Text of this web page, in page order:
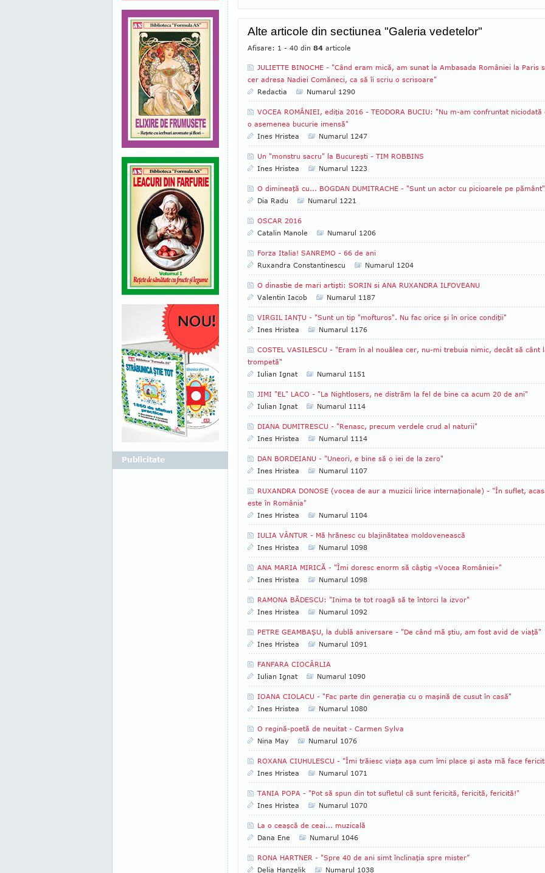
Alte articole din sectiunea "Galeria vedetelor"
Afisare: 1 - 40 din 84 articole
JULIETTE BINOCHE - "Când eram mică, am sunat la Ambasada României la Paris
cer adresa Nadiei Comăneci, ca să îi scriu o scrisoare"
Redactia
Numarul 1290
VOCEA ROMÂNIEI, ediţia 2016 - TEODORA BUCIU: "Nu m-am confruntat niciodată
o asemenea bucurie imensă"
Ines Hristea
Numarul 1247
Un "monstru sacru" la Bucureşti - TIM ROBBINS
Ines Hristea
Numarul 1223
O dimineaţă cu... BOGDAN DUMITRACHE - "Sunt un actor cu picioarele pe pământ"
Dia Radu
Numarul 1221
OSCAR 2016
Catalin Manole
Numarul 1206
Forza Italia! SANREMO - 66 de ani
Ruxandra Constantinescu
Numarul 1204
O dinastie de mari artişti: SORIN si ANA RUXANDRA ILFOVEANU
Valentin Iacob
Numarul 1187
VIRGIL IANŢU - "Sunt un tip "mofturos". Nu fac orice şi în orice condiţii"
Ines Hristea
Numarul 1176
COSTEL VASILESCU - "Eram în al nouălea cer, nu-mi trebuia nimic, decât să cânt
trompetă"
Iulian Ignat
Numarul 1151
JIMI "EL" LACO - "La Nightlosers, ne distrăm la fel de bine ca acum 20 de ani"
Iulian Ignat
Numarul 1114
DIANA DUMITRESCU - "Renasc, precum verdele crud al naturii"
Ines Hristea
Numarul 1114
DAN BORDEIANU - "Uneori, e bine să o iei de la zero"
Ines Hristea
Numarul 1107
RUXANDRA DONOSE (vocea de aur a muzicii lirice internaţionale) - "În suflet,
este în România"
Ines Hristea
Numarul 1104
IULIA VÂNTUR - Mă hrănesc cu blajinătatea moldovenească
Ines Hristea
Numarul 1098
ANA MARIA MIRICĂ - "Îmi doresc enorm să câştig «Vocea României»"
Ines Hristea
Numarul 1098
RAMONA BĂDESCU: "Inima te tot roagă să te întorci la izvor"
Ines Hristea
Numarul 1092
PETRE GEAMBAŞU, la dublă aniversare - "De când mă ştiu, am fost avid de viaţă"
Ines Hristea
Numarul 1091
FANFARA CIOCÂRLIA
Iulian Ignat
Numarul 1090
IOANA CIOLACU - "Fac parte din generaţia cu o maşină de cusut în casă"
Ines Hristea
Numarul 1080
O regină-poetă de neuitat - Carmen Sylva
Nina May
Numarul 1076
ROXANA CIUHULESCU - "Îmi trăiesc viaţa aşa cum îmi place şi asta mă face
Ines Hristea
Numarul 1071
TANIA POPA - "Pot să spun din tot sufletul că sunt fericită, fericită, fericită!"
Ines Hristea
Numarul 1070
La o ceaşcă de ceai... muzicală
Dana Ene
Numarul 1046
RONA HARTNER - "Spre 40 de ani simt înclinaţia spre mister”
Delia Hanzelik
Numarul 1038
Publicitate